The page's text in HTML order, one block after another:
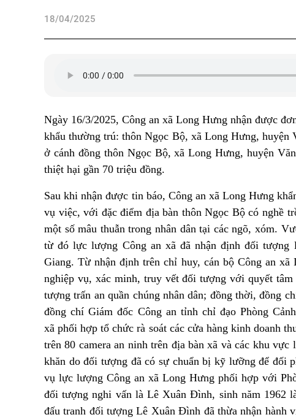
18/04/2025
Ngày 16/3/2025, Công an xã Long Hưng nhận được
khẩu thường trú: thôn Ngọc Bộ, xã Long Hưng, huyện
ở cánh đồng thôn Ngọc Bộ, xã Long Hưng, huyện
thiệt hại gần 70 triệu đồng.
Sau khi nhận được tin báo, Công an xã Long Hưng
vụ việc, với đặc điểm địa bàn thôn Ngọc Bộ có nghề
một số mâu thuẫn trong nhân dân tại các ngõ, xóm.
từ đó lực lượng Công an xã đã nhận định đối
Giang. Từ nhận định trên chỉ huy, cán bộ Công an
nghiệp vụ, xác minh, truy vết đối tượng với quyết
tượng trấn an quần chúng nhân dân; đồng thời, đồng
đồng chí Giám đốc Công an tỉnh chỉ đạoPhòng
xã phối hợptổ chức rà soát các cửa hàng kinh doanh
trên 80 camera an ninh trên địa bàn xã và các khu
khăn do đối tượng đã có sự chuẩn bị kỹ lưỡng để đối
vụ lực lượng Công an xã Long Hưng phối hợp với
đối tượng nghi vấn là Lê Xuân Đình, sinh năm
đấu tranh đối tượng Lê Xuân Đình đã thừa nhận hành